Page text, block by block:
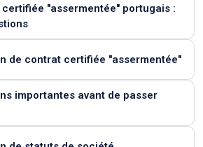
"assermentée" portugais :
de contrat certifiée "assermentée"
importantes avant de passer